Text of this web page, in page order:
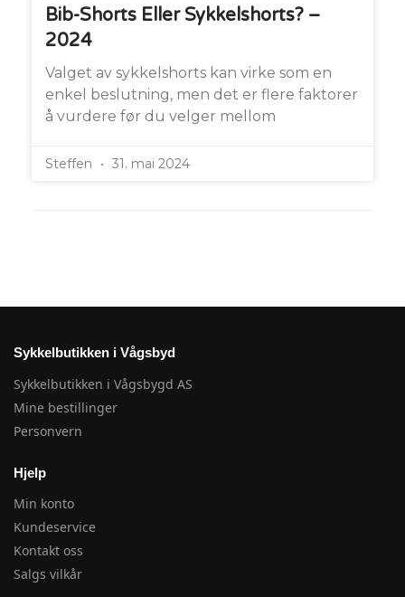
Bib-Shorts Eller Sykkelshorts? –
2024
Valget av sykkelshorts kan virke som en
enkel beslutning, men det er flere faktorer
å vurdere før du velger mellom
Steffen 31. mai 2024
Sykkelbutikken i Vågsbyd
Sykkelbutikken i Vågsbygd AS
Mine bestillinger
Personvern
Hjelp
Min konto
Kundeservice
Kontakt oss
Salgs vilkår